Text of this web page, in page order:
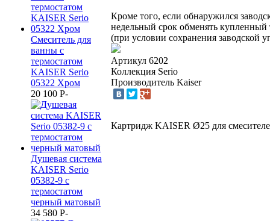
Смеситель для
ванны с
термостатом
KAISER Serio
05322 Хром
20 100 P-
Душевая система
KAISER Serio
05382-9 с
термостатом
черный матовый
34 580 P-
Кроме того, если обнаружился
недельный срок обменять купленный
(при условии сохранения заводской
Артикул 6202
Коллекция Serio
Производитель Kaiser
Картридж KАISER Ø25 для